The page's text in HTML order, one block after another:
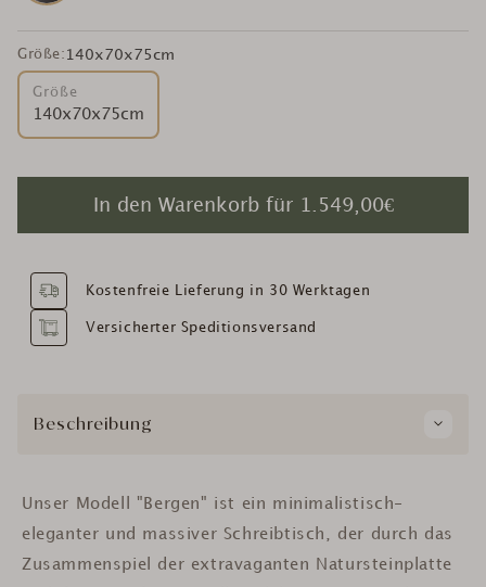
Größe: 140x70x75cm
Größe
140x70x75cm
In den Warenkorb für 1.549,00€
Kostenfreie Lieferung in 30 Werktagen
Versicherter Speditionsversand
Beschreibung
Unser Modell "Bergen" ist ein minimalistisch-
eleganter und massiver Schreibtisch, der durch das
Zusammenspiel der extravaganten Natursteinplatte